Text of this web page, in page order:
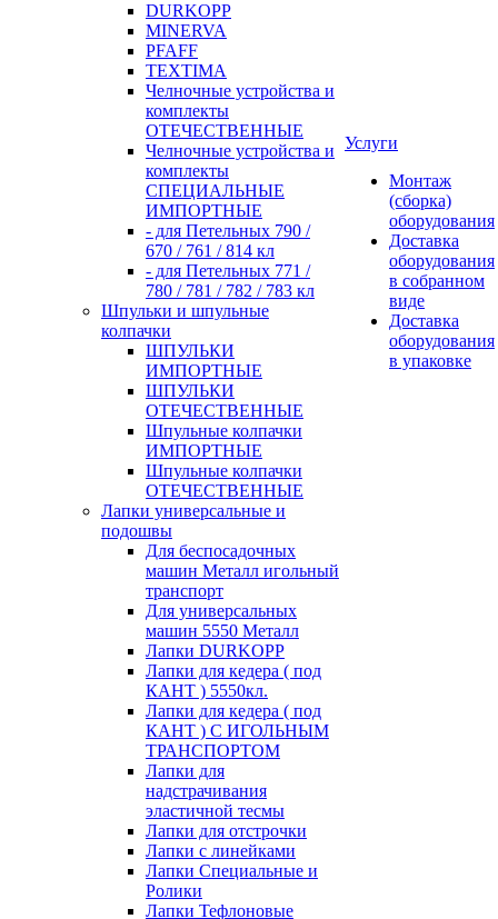
DURKOPP
MINERVA
PFAFF
TEXTIMA
Челночные устройства и
комплекты
ОТЕЧЕСТВЕННЫЕ
Челночные устройства и
комплекты
СПЕЦИАЛЬНЫЕ
ИМПОРТНЫЕ
- для Петельных 790 /
670 / 761 / 814 кл
- для Петельных 771 /
780 / 781 / 782 / 783 кл
Шпульки и шпульные
колпачки
ШПУЛЬКИ
ИМПОРТНЫЕ
ШПУЛЬКИ
ОТЕЧЕСТВЕННЫЕ
Шпульные колпачки
ИМПОРТНЫЕ
Шпульные колпачки
ОТЕЧЕСТВЕННЫЕ
Лапки универсальные и
подошвы
Для беспосадочных
машин Металл игольный
транспорт
Для универсальных
машин 5550 Металл
Лапки DURKOPP
Лапки для кедера ( под
КАНТ ) 5550кл.
Лапки для кедера ( под
КАНТ ) С ИГОЛЬНЫМ
ТРАНСПОРТОМ
Лапки для
надстрачивания
эластичной тесмы
Лапки для отстрочки
Лапки с линейками
Лапки Специальные и
Ролики
Лапки Тефлоновые
Услуги
Монтаж
(сборка)
оборудования
Доставка
оборудования
в собранном
виде
Доставка
оборудования
в упаковке